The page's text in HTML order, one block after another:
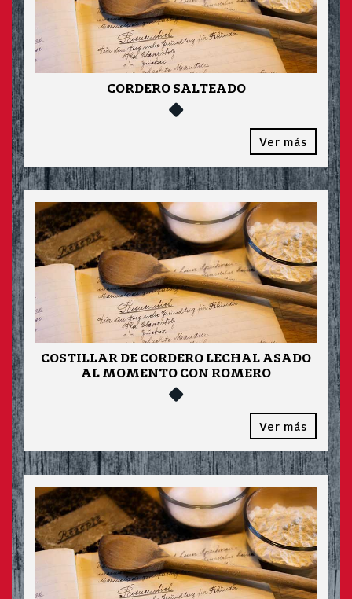
CORDERO SALTEADO
Ver más
COSTILLAR DE CORDERO LECHAL ASADO
AL MOMENTO CON ROMERO
Ver más